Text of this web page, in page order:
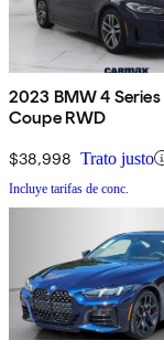
2023 BMW 4
Coupe RWD
$38,998 Trato justo
Incluye tarifas de conc.